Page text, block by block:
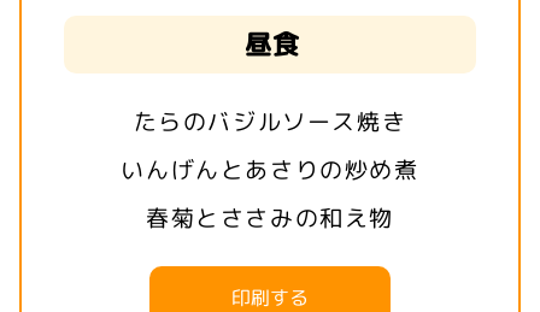
昼食
たらのバジルソース焼き
いんげんとあさりの炒め煮
春菊とささみの和え物
印刷する